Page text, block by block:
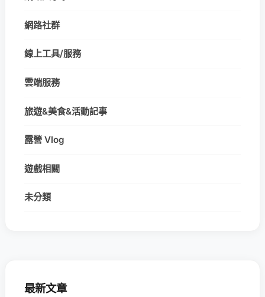
網路社群
線上工具/服務
雲端服務
旅遊&美食&活動記事
露營 Vlog
遊戲相關
未分類
最新文章